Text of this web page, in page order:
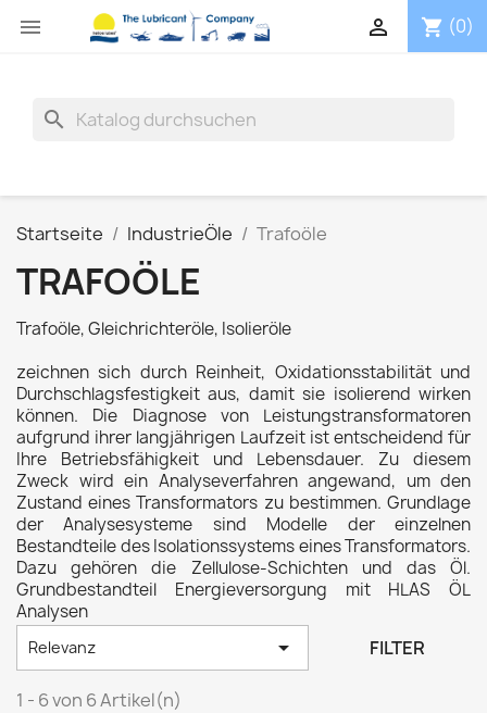
 shopping_cart (0)

search
Startseite IndustrieÖle Trafoöle
TRAFOÖLE
Trafoöle, Gleichrichteröle, Isolieröle
zeichnen sich durch Reinheit, Oxidationsstabilität und
Durchschlagsfestigkeit aus, damit sie isolierend wirken
können. Die Diagnose von Leistungstransformatoren
aufgrund ihrer langjährigen Laufzeit ist entscheidend für
Ihre Betriebsfähigkeit und Lebensdauer. Zu diesem
Zweck wird ein Analyseverfahren angewand, um den
Zustand eines Transformators zu bestimmen. Grundlage
der Analysesysteme sind Modelle der einzelnen
Bestandteile des Isolationssystems eines Transformators.
Dazu gehören die Zellulose-Schichten und das Öl.
Grundbestandteil Energieversorgung mit HLAS ÖL
Analysen
Relevanz  FILTER
1 - 6 von 6 Artikel(n)